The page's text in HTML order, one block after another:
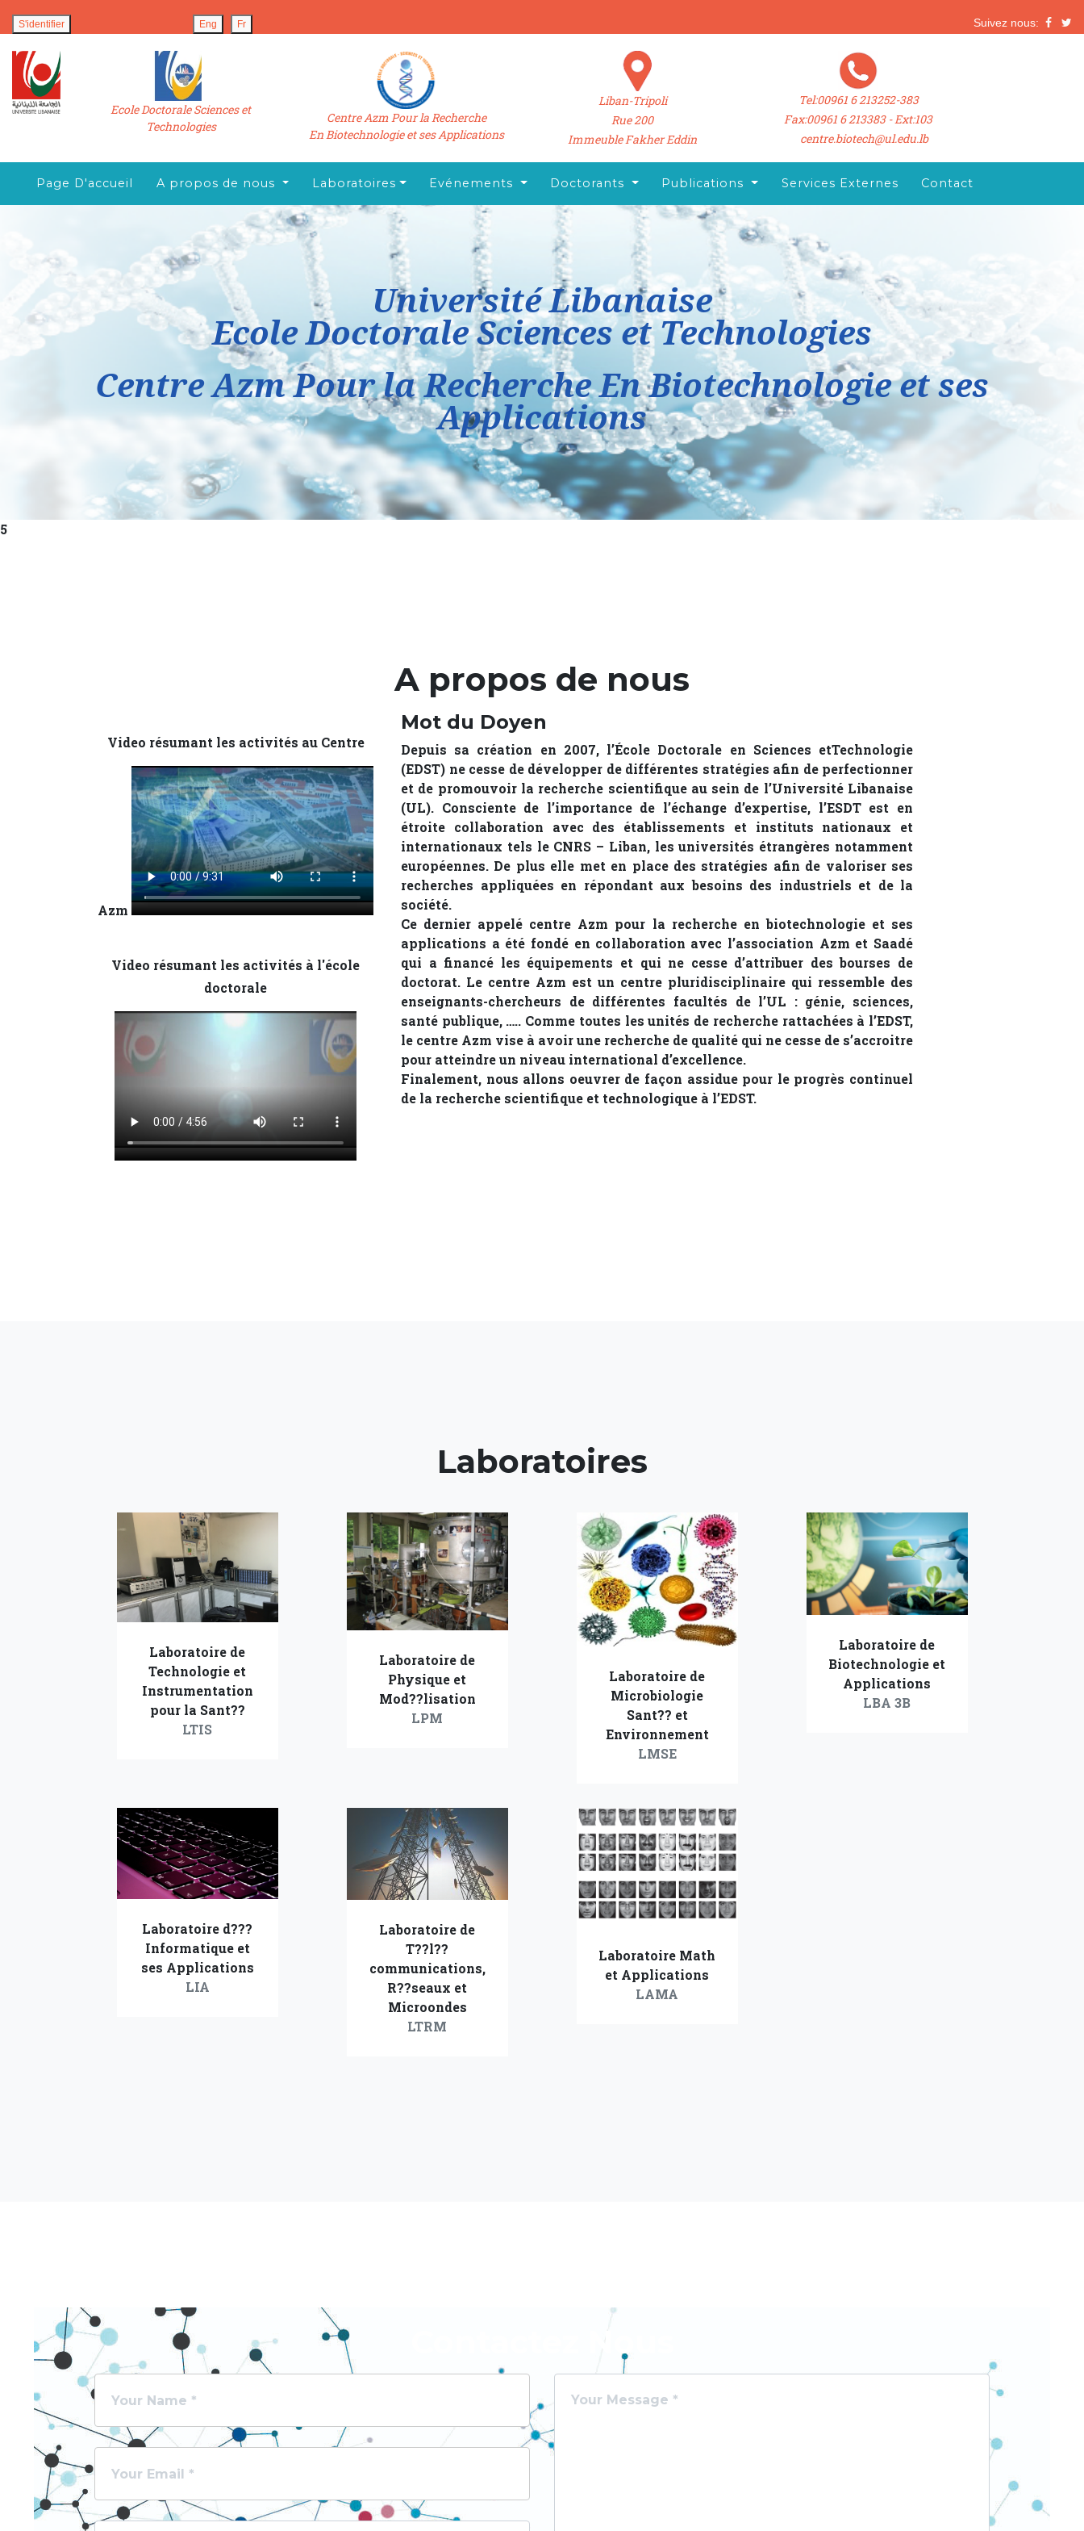
S'identifier Eng Fr Suivez nous:
Ecole Doctorale Sciences et
Technologies
Centre Azm Pour la Recherche
En Biotechnologie et ses Applications
Liban-Tripoli
Rue 200
Immeuble Fakher Eddin
Tel:00961 6 213252-383
Fax:00961 6 213383 - Ext:103
centre.biotech@ul.edu.lb
Page D'accueil A propos de nous Laboratoires Evénements Doctorants Publications Services Externes Contact
Université Libanaise
Ecole Doctorale Sciences et Technologies
Centre Azm Pour la Recherche En Biotechnologie et ses
Applications
5
A propos de nous
Video résumant les activités au Centre
Azm
Video résumant les activités à l'école
doctorale
Mot du Doyen
Depuis sa création en 2007, l’École Doctorale en Sciences etTechnologie
(EDST) ne cesse de développer de différentes stratégies afin de perfectionner
et de promouvoir la recherche scientifique au sein de l’Université Libanaise
(UL). Consciente de l’importance de l’échange d’expertise, l’ESDT est en
étroite collaboration avec des établissements et instituts nationaux et
internationaux tels le CNRS – Liban, les universités étrangères notamment
européennes. De plus elle met en place des stratégies afin de valoriser ses
recherches appliquées en répondant aux besoins des industriels et de la
société.
Ce dernier appelé centre Azm pour la recherche en biotechnologie et ses
applications a été fondé en collaboration avec l’association Azm et Saadé
qui a financé les équipements et qui ne cesse d’attribuer des bourses de
doctorat. Le centre Azm est un centre pluridisciplinaire qui ressemble des
enseignants-chercheurs de différentes facultés de l’UL : génie, sciences,
santé publique, ….. Comme toutes les unités de recherche rattachées à l’EDST,
le centre Azm vise à avoir une recherche de qualité qui ne cesse de s’accroitre
pour atteindre un niveau international d’excellence.
Finalement, nous allons oeuvrer de façon assidue pour le progrès continuel
de la recherche scientifique et technologique à l’EDST.
Laboratoires
Laboratoire de
Technologie et
Instrumentation
pour la Sant??
LTIS
Laboratoire de
Physique et
Mod??lisation
LPM
Laboratoire de
Microbiologie
Sant?? et
Environnement
LMSE
Laboratoire de
Biotechnologie et
Applications
LBA 3B
Laboratoire d???
Informatique et
ses Applications
LIA
Laboratoire de
T??l??
communications,
R??seaux et
Microondes
LTRM
Laboratoire Math
et Applications
LAMA